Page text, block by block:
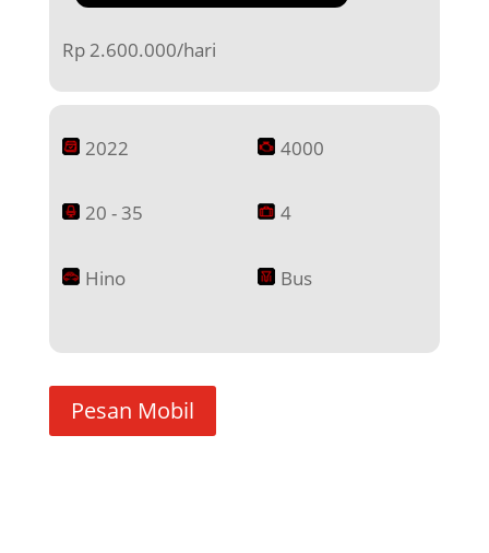
Rp 2.600.000/hari
2022 4000
20 - 35 4
Hino Bus
Pesan Mobil